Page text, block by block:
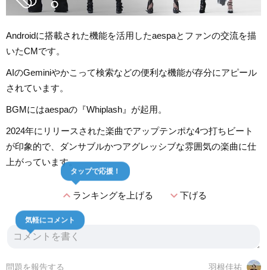
Androidに搭載された機能を活用したaespaとファンの交流を描
いたCMです。
AIのGeminiやかこって検索などの便利な機能が存分にアピール
されています。
BGMにはaespaの『Whiplash』が起用。
2024年にリリースされた楽曲でアップテンポな4つ打ちビート
が印象的で、ダンサブルかつアグレッシブな雰囲気の楽曲に仕
上がっています。
expand_lessランキングを上げる
タップで応援！
expand_more下げる
気軽にコメント
羽根佳祐
問題を報告する